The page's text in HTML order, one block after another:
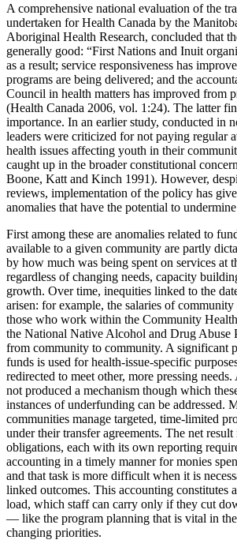
A comprehensive national evaluation of the
undertaken for Health Canada by the
Aboriginal Health Research, concluded that
generally good: “First Nations and Inuit
as a result; service responsiveness has
programs are being delivered; and the
Council in health matters has improved from
(Health Canada 2006, vol. 1:24). The latter
importance. In an earlier study, conducted in
leaders were criticized for not paying regular
health issues affecting youth in their
caught up in the broader constitutional
Boone, Katt and Kinch 1991). However,
reviews, implementation of the policy has
anomalies that have the potential to
First among these are anomalies related to
available to a given community are partly
by how much was being spent on services at
regardless of changing needs, capacity
growth. Over time, inequities linked to the
arisen: for example, the salaries of community
those who work within the Community
the National Native Alcohol and Drug Abuse
from community to community. A significant
funds is used for health-issue-specific
redirected to meet other, more pressing
not produced a mechanism though which
instances of underfunding can be addressed.
communities manage targeted, time-limited
under their transfer agreements. The net
obligations, each with its own reporting
accounting in a timely manner for monies
and that task is more difficult when it is
linked outcomes. This accounting constitutes
load, which staff can carry only if they cut
— like the program planning that is vital in
changing priorities.